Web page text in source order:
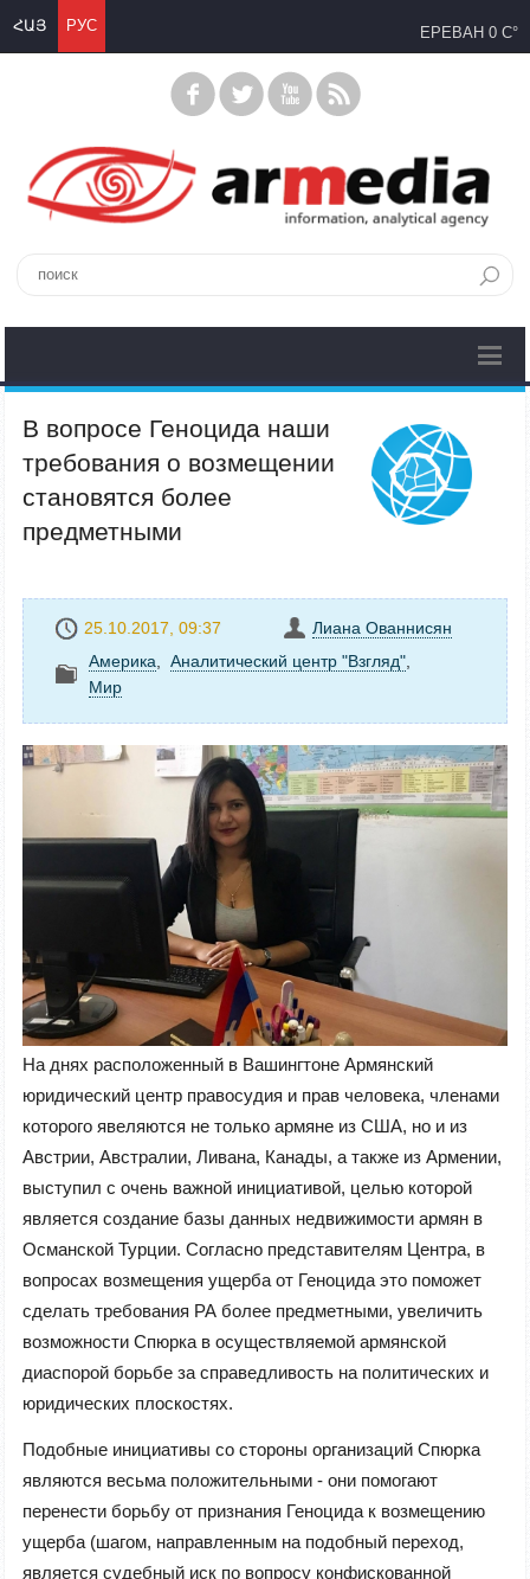
ՀԱՅ РУС ЕРЕВАН 0 C°
В вопросе Геноцида наши
требования о возмещении
становятся более
предметными
25.10.2017, 09:37
Лиана Ованнисян
Америка
Аналитический центр "Взгляд"
Mир
На днях расположенный в Вашингтоне Армянский
юридический центр правосудия и прав человека, членами
которого явеляются не только армяне из США, но и из
Австрии, Австралии, Ливана, Канады, а также из Армении,
выступил с очень важной инициативой, целью которой
является создание базы данных недвижимости армян в
Османской Турции. Согласно представителям Центра, в
вопросах возмещения ущерба от Геноцида это поможет
сделать требования РА более предметными, увеличить
возможности Спюрка в осуществляемой армянской
диаспорой борьбе за справедливость на политических и
юридических плоскостях.
Подобные инициативы со стороны организаций Спюрка
являются весьма положительными - они помогают
перенести борьбу от признания Геноцида к возмещению
ущерба (шагом, направленным на подобный переход,
является судебный иск по вопросу конфискованной